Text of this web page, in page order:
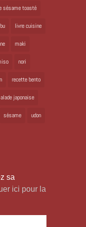
sa
ici pour la
sésame toasté
livre cuisine
maki
nori
recette bento
japonaise
sésame udon
|laurekie@yahoo.fr